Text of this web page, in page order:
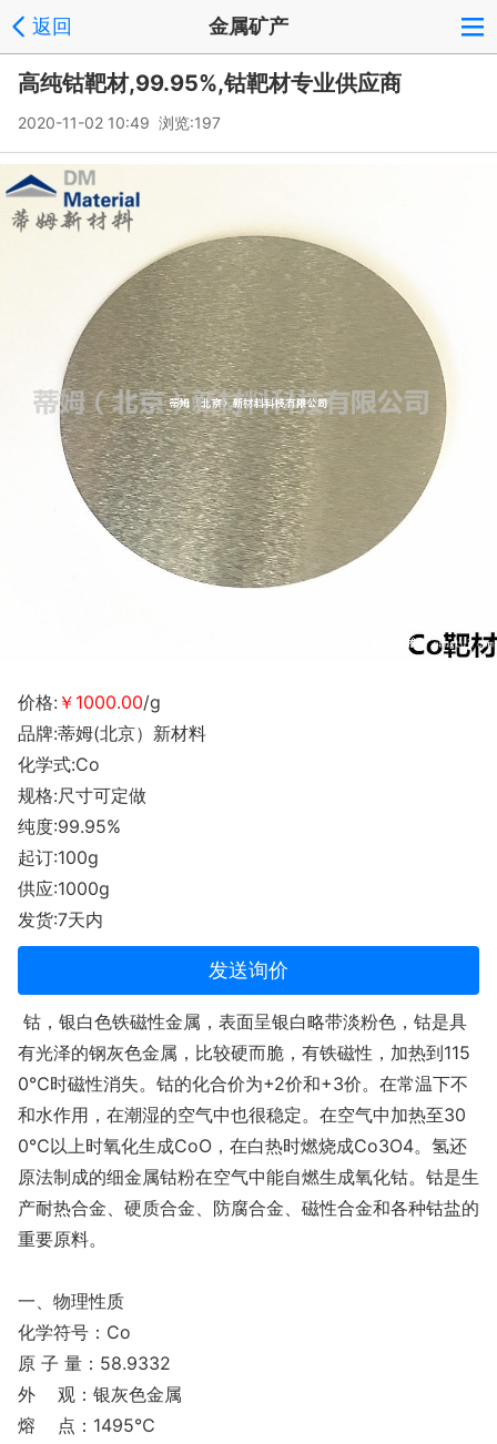
返回 金属矿产
高纯钴靶材,99.95%,钴靶材专业供应商
2020-11-02 10:49 浏览:197
价格: ￥1000.00/g
品牌:蒂姆(北京）新材料
化学式:Co
规格:尺寸可定做
纯度:99.95%
起订:100g
供应:1000g
发货:7天内
发送询价
钴，银白色铁磁性金属，表面呈银白略带淡粉色，钴是具
有光泽的钢灰色金属，比较硬而脆，有铁磁性，加热到115
0℃时磁性消失。钴的化合价为+2价和+3价。在常温下不
和水作用，在潮湿的空气中也很稳定。在空气中加热至30
0℃以上时氧化生成CoO，在白热时燃烧成Co3O4。氢还
原法制成的细金属钴粉在空气中能自燃生成氧化钴。钴是生
产耐热合金、硬质合金、防腐合金、磁性合金和各种钴盐的
重要原料。
一、物理性质
化学符号：Co
原 子 量：58.9332
外 观：银灰色金属
熔 点：1495℃